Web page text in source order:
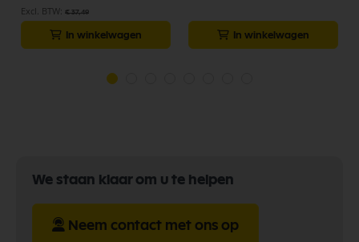
€ 37,49
In winkelwagen In winkelwagen
We staan klaar om u te helpen
Neem contact met ons op